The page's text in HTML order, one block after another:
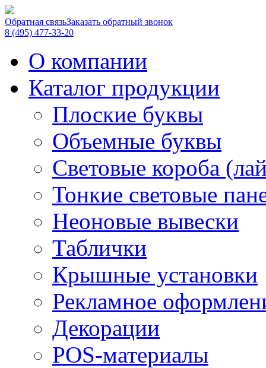
Обратная связьЗаказать обратный звонок
8 (495) 477-33-20
О компании
Каталог продукции
Плоские буквы
Объемные буквы
Световые короба
Тонкие световые
Неоновые вывески
Таблички
Крышные установки
Рекламное
Декорации
POS-материалы